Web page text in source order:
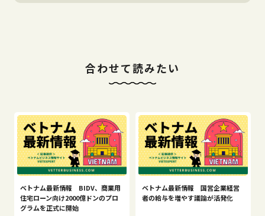
合わせて読みたい
ベトナム最新情報 BIDV、商業用
住宅ローン向け2000億ドンのプロ
グラムを正式に開始
ベトナム最新情報 国営企業経営
者の給与を増やす議論が活発化